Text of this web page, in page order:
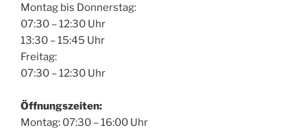
Montag bis Donnerstag:
07:30 – 12:30 Uhr
13:30 – 15:45 Uhr
Freitag:
07:30 – 12:30 Uhr
Öffnungszeiten:
Montag: 07:30 – 16:00 Uhr